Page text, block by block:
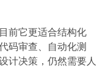
前它更适合结构化
码审查、自动化测
计决策，仍然需要人